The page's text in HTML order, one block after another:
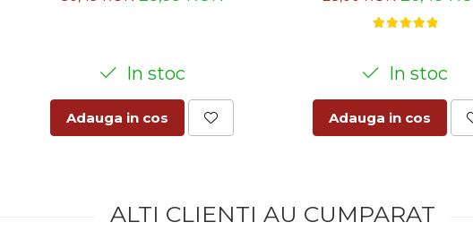
In stoc
Adauga in cos
In stoc
Adauga in cos
ALTI CLIENTI AU CUMPARAT